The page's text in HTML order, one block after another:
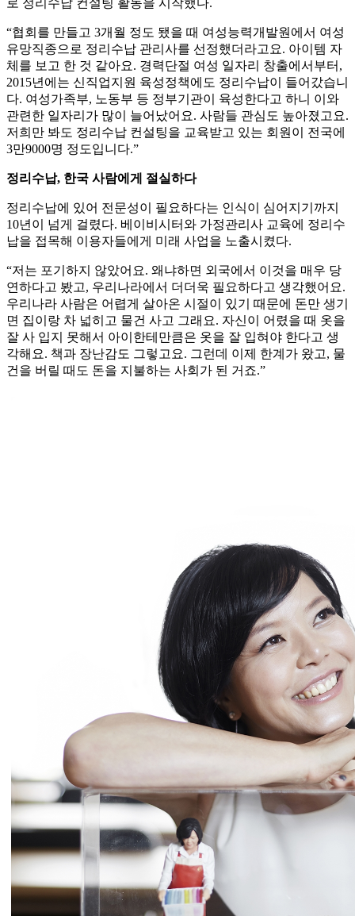
로 정리수납 컨설팅 활동을 시작했다.
“협회를 만들고 3개월 정도 됐을 때 여성능력개발원에서 여성
유망직종으로 정리수납 관리사를 선정했더라고요. 아이템 자
체를 보고 한 것 같아요. 경력단절 여성 일자리 창출에서부터,
2015년에는 신직업지원 육성정책에도 정리수납이 들어갔습니
다. 여성가족부, 노동부 등 정부기관이 육성한다고 하니 이와
관련한 일자리가 많이 늘어났어요. 사람들 관심도 높아졌고요.
저희만 봐도 정리수납 컨설팅을 교육받고 있는 회원이 전국에
3만9000명 정도입니다.”
정리수납, 한국 사람에게 절실하다
정리수납에 있어 전문성이 필요하다는 인식이 심어지기까지
10년이 넘게 걸렸다. 베이비시터와 가정관리사 교육에 정리수
납을 접목해 이용자들에게 미래 사업을 노출시켰다.
“저는 포기하지 않았어요. 왜냐하면 외국에서 이것을 매우 당
연하다고 봤고, 우리나라에서 더더욱 필요하다고 생각했어요.
우리나라 사람은 어렵게 살아온 시절이 있기 때문에 돈만 생기
면 집이랑 차 넓히고 물건 사고 그래요. 자신이 어렸을 때 옷을
잘 사 입지 못해서 아이한테만큼은 옷을 잘 입혀야 한다고 생
각해요. 책과 장난감도 그렇고요. 그런데 이제 한계가 왔고, 물
건을 버릴 때도 돈을 지불하는 사회가 된 거죠.”